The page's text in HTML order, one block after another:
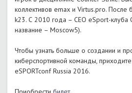
коллективов emax и Virtus.pro.
k23. С 2010 года – CEO eSport-клуба
название – Moscow5).
Чтобы узнать больше о создании и
киберспортивной команды,
eSPORTconf Russia 2016.